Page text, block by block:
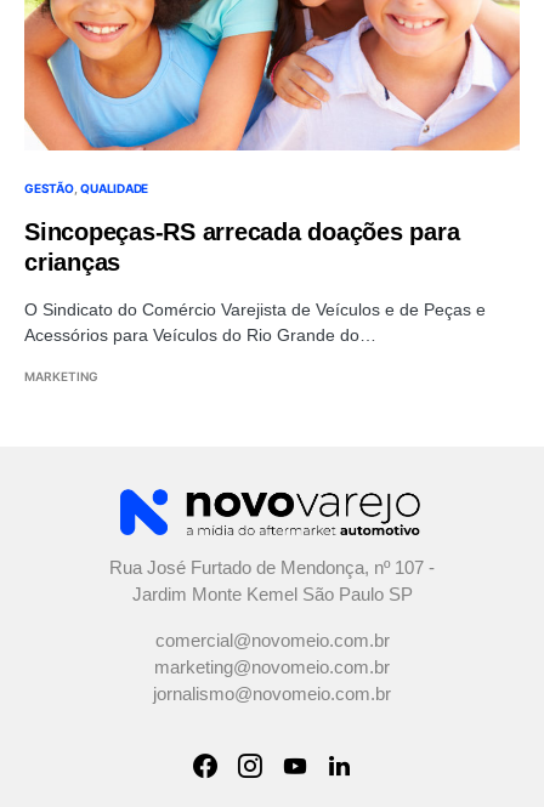
GESTÃO QUALIDADE
Sincopeças-RS arrecada doações para
crianças
O Sindicato do Comércio Varejista de Veículos e de Peças e
Acessórios para Veículos do Rio Grande do…
MARKETING
Rua José Furtado de Mendonça, nº 107 -
Jardim Monte Kemel São Paulo SP
comercial@novomeio.com.br
marketing@novomeio.com.br
jornalismo@novomeio.com.br